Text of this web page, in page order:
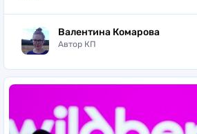
Валентина Комарова
Автор КП